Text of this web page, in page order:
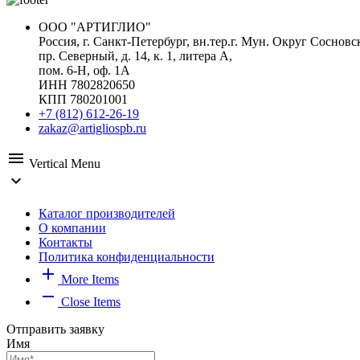
ООО "АРТИГЛИО"
Россия, г. Санкт-Петербург, вн.тер.г. Мун. Округ
пр. Северный, д. 14, к. 1, литера А,
пом. 6-Н, оф. 1А
ИНН 7802820650
КПП 780201001
+7 (812) 612-26-19
zakaz@artigliospb.ru
menu Vertical Menu
expand_more
Каталог производителей
О компании
Контакты
Политика конфиденциальности
add More Items
remove Close Items
Отправить заявку
Имя